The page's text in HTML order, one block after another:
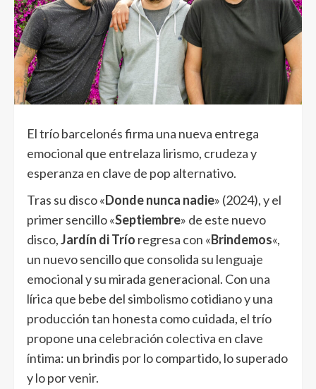
El trío barcelonés firma una nueva entrega
emocional que entrelaza lirismo, crudeza y
esperanza en clave de pop alternativo.
Tras su disco «Donde nunca nadie» (2024), y el
primer sencillo «Septiembre» de este nuevo
disco,Jardín di Trío regresa con «Brindemos«,
un nuevo sencillo que consolida su lenguaje
emocional y su mirada generacional. Con una
lírica que bebe del simbolismo cotidiano y una
producción tan honesta como cuidada, el trío
propone una celebración colectiva en clave
íntima: un brindis por lo compartido, lo superado
y lo por venir.